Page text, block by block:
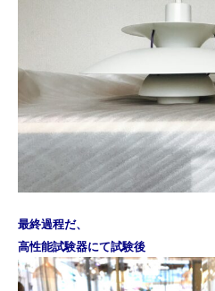
最終過程だ、
高性能試験器にて試験後